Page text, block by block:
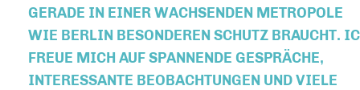
GERADE IN EINER WACHSENDEN METROPOLE
WIE BERLIN BESONDEREN SCHUTZ BRAUCHT.
FREUE MICH AUF SPANNENDE GESPRÄCHE,
INTERESSANTE BEOBACHTUNGEN UND VIELE